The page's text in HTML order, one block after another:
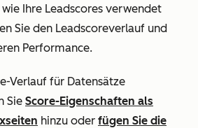
Ihre Leadscores verwendet
Sie den Leadscoreverlauf und
Performance.
Verlauf für Datensätze
Sie Score-Eigenschaften als
hinzu oder fügen Sie die